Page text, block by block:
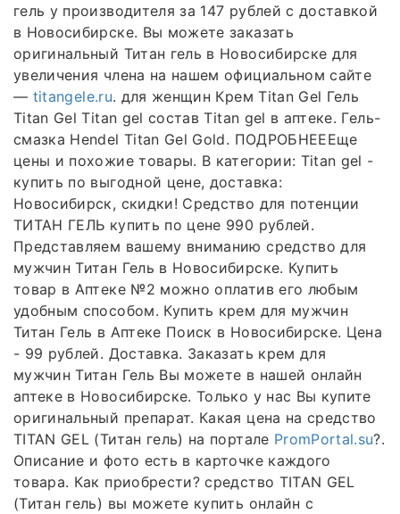
гель у производителя за 147 рублей с доставкой
в Новосибирске. Вы можете заказать
оригинальный Титан гель в Новосибирске для
увеличения члена на нашем официальном сайте
— titangele.ru. для женщин Крем Titan Gel Гель
Titan Gel Titan gel состав Titan gel в аптеке. Гель-
смазка Hendel Titan Gel Gold. ПОДРОБНЕЕЕще
цены и похожие товары. В категории: Titan gel -
купить по выгодной цене, доставка:
Новосибирск, скидки! Средство для потенции
ТИТАН ГЕЛЬ купить по цене 990 рублей.
Представляем вашему вниманию средство для
мужчин Титан Гель в Новосибирске. Купить
товар в Аптеке №2 можно оплатив его любым
удобным способом. Купить крем для мужчин
Титан Гель в Аптеке Поиск в Новосибирске. Цена
- 99 рублей. Доставка. Заказать крем для
мужчин Титан Гель Вы можете в нашей онлайн
аптеке в Новосибирске. Только у нас Вы купите
оригинальный препарат. Какая цена на средство
TITAN GEL (Титан гель) на портале PromPortal.su?.
Описание и фото есть в карточке каждого
товара. Как приобрести? средство TITAN GEL
(Титан гель) вы можете купить онлайн с